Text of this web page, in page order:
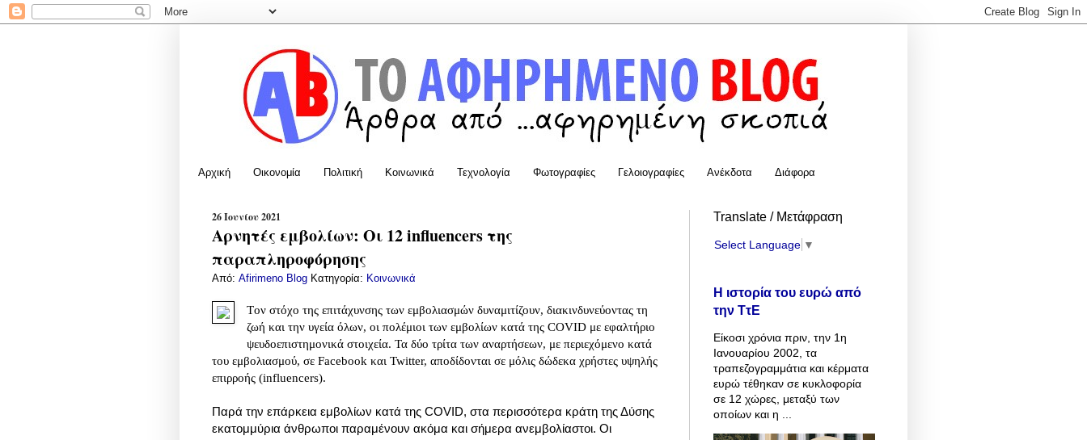
Αρχική Οικονομία Πολιτική Κοινωνικά Τεχνολογία Φωτογραφίες Γελοιογραφίες Ανέκδοτα Διάφορα
26 Ιουνίου 2021
Αρνητές εμβολίων: Οι 12 influencers της
παραπληροφόρησης
Από: Afirimeno Blog Κατηγορία: Κοινωνικά
Tον στόχο της επιτάχυνσης των εμβολιασμών δυναμιτίζουν, διακινδυνεύοντας τη
ζωή και την υγεία όλων, οι πολέμιοι των εμβολίων κατά της COVID με εφαλτήριο
ψευδοεπιστημονικά στοιχεία. Τα δύο τρίτα των αναρτήσεων, με περιεχόμενο κατά
του εμβολιασμού, σε Facebook και Twitter, αποδίδονται σε μόλις δώδεκα χρήστες υψηλής
επιρροής (influencers).
Παρά την επάρκεια εμβολίων κατά της COVID, στα περισσότερα κράτη της Δύσης
εκατομμύρια άνθρωποι παραμένουν ακόμα και σήμερα ανεμβολίαστοι. Οι
Translate / Μετάφραση
Select Language ▼
Η ιστορία του ευρώ από
την ΤτΕ
Είκοσι χρόνια πριν, την 1η
Ιανουαρίου 2002, τα
τραπεζογραμμάτια και κέρματα
ευρώ τέθηκαν σε κυκλοφορία
σε 12 χώρες, μεταξύ των
οποίων και η ...